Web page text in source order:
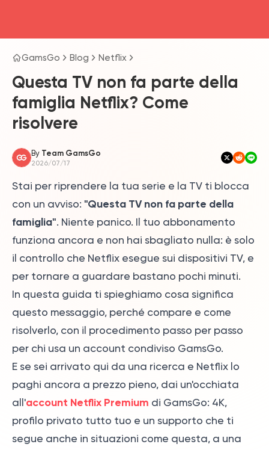
GamsGo Blog Netflix
Questa TV non fa parte della
famiglia Netflix? Come
risolvere
By Team GamsGo
2026/07/17
Stai per riprendere la tua serie e la TV ti blocca
con un avviso: "Questa TV non fa parte della
famiglia". Niente panico. Il tuo abbonamento
funziona ancora e non hai sbagliato nulla: è solo
il controllo che Netflix esegue sui dispositivi TV, e
per tornare a guardare bastano pochi minuti.
In questa guida ti spieghiamo cosa significa
questo messaggio, perché compare e come
risolverlo, con il procedimento passo per passo
per chi usa un account condiviso GamsGo.
E se sei arrivato qui da una ricerca e Netflix lo
paghi ancora a prezzo pieno, dai un'occhiata
all'account Netflix Premium di GamsGo: 4K,
profilo privato tutto tuo e un supporto che ti
segue anche in situazioni come questa, a una